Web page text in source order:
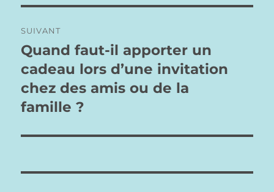
SUIVANT
Publication
suivante :
Quand faut-il apporter un
cadeau lors d’une invitation
chez des amis ou de la
famille ?